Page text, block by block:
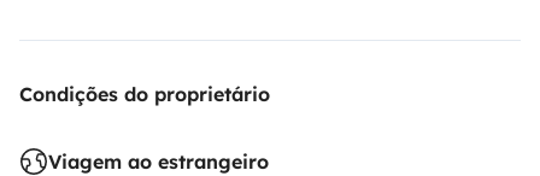
Condições do proprietário
Viagem ao estrangeiro